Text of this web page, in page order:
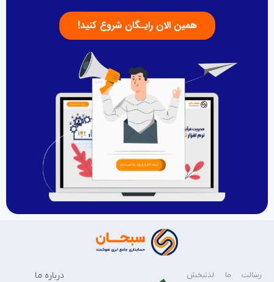
همین الان رایـگان شروع کنید!
رسالت ما لذتبخش
درباره ما